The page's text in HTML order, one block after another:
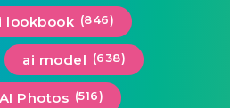
lookbook (846)
ai model (638)
AI Photos (516)